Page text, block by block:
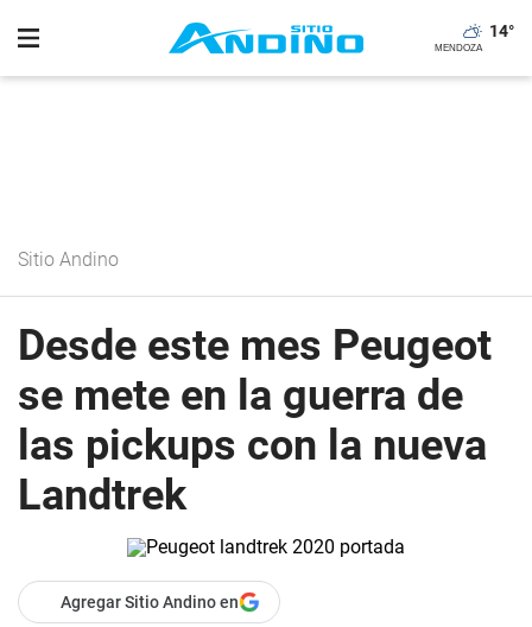
14°
Sitio Andino
Desde este mes Peugeot
se mete en la guerra de
las pickups con la nueva
Landtrek
Agregar Sitio Andino en